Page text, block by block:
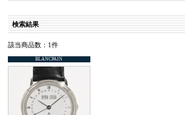
検索結果
該当商品数：1件
BLANCPAIN